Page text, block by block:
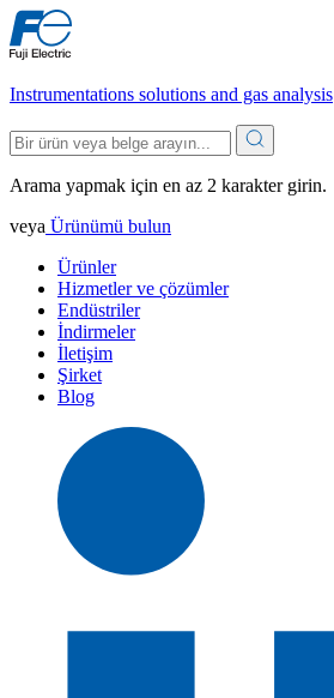
Instrumentations solutions and gas analysis
Arama yapmak için en az 2 karakter girin.
veya Ürünümü bulun
Ürünler
Hizmetler ve çözümler
Endüstriler
İndirmeler
İletişim
Şirket
Blog